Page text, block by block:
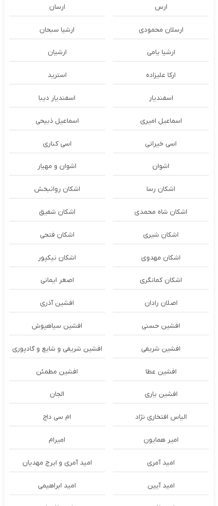
ارس ارسان
ارسلان محمودی ارشیا سبحان
ارشیا یامی ارشیان
ارکا علیزاده استرید
اسفندیار اسفندیار دیبا
اسماعیل امیری اسماعیل ذبیحی
اسی خیراتی اسی کناری
اشوان اشوان و مهیار
اشکان رسا اشکان روانبخش
اشکان شاه محمدی اشکان شفیق
اشکان شیری اشکان فتحی
اشکان مهدوی اشکان نیکپور
اشکان‌ کمانگری اصغر ایمانی
اصلان رادان افشین آذری
افشین حسنی افشین سیاهپوش
افشین شریفی افشین شریفی و شایع و گادپوری
افشین عطا افشین مطمئن
افشین یاری الجان
الیاس افتخاری نژاد ام سی داج
امير همايون اميرام
امید آمری امید آمری و ایرج مهدیان
امید آیین امید ابراهیمی